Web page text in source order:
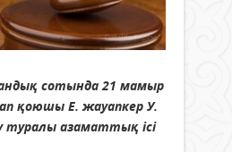
сотында 21 мамыр
қоюшы Е. жауапкер У.
туралы азаматтық ісі